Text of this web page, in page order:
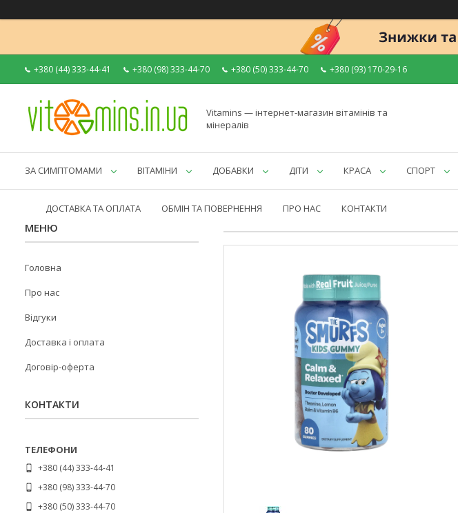
+380 (44) 333-44-41 +380 (98) 333-44-70 +380 (50) 333-44-70 +380 (93) 170-29-16
Vitamins — інтернет-магазин вітамінів та
мінералів
ЗА СИМПТОМАМИ ВІТАМІНИ ДОБАВКИ ДІТИ КРАСА СПОРТ
ДОСТАВКА ТА ОПЛАТА ОБМІН ТА ПОВЕРНЕННЯ ПРО НАС КОНТАКТИ
Головна
Про нас
Відгуки
Доставка і оплата
Договір-оферта
КОНТАКТИ
+380 (44) 333-44-41
+380 (98) 333-44-70
+380 (50) 333-44-70